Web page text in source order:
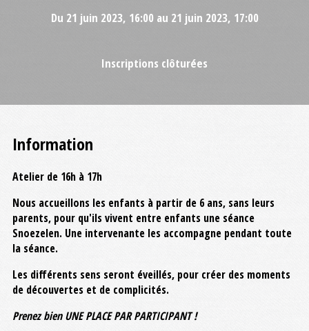
Du 21 juin 2023, 16:00 au 21 juin 2023, 17:00
Inscriptions clôturées
Information
Atelier de 16h à 17h
Nous accueillons les enfants à partir de 6 ans, sans leurs
parents, pour qu'ils vivent entre enfants une séance
Snoezelen. Une intervenante les accompagne pendant toute
la séance.
Les différents sens seront éveillés, pour créer des moments
de découvertes et de complicités.
Prenez bien UNE PLACE PAR PARTICIPANT !